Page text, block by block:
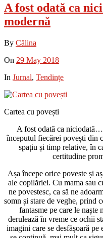
A fost odată ca
modernă
By Călina
On 29 May 2018
In Jurnal, Tendințe
Cartea cu povești
A fost odată ca
începutul fiecărei povești din
spațiu și timp relative, în
certitudine
Așa începe orice poveste și
ale copilăriei. Cu mama sau
ne povestesc, ca să ne
somn și stare de veghe, prind
fantasme pe care le
derulează în vreme ce ochii
imagini care se desfășoară